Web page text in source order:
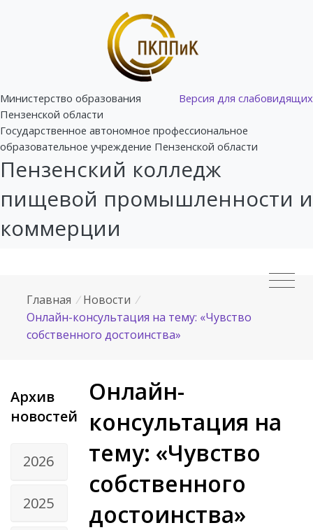
Версия для слабовидящих
Министерство образования
Пензенской области
Государственное автономное профессиональное
образовательное учреждение Пензенской области
Пензенский колледж
пищевой промышленности и
коммерции
Главная / Новости /
Онлайн-консультация на тему: «Чувство
собственного достоинства»
Архив
новостей
2026
2025
Онлайн-
консультация на
тему: «Чувство
собственного
достоинства»